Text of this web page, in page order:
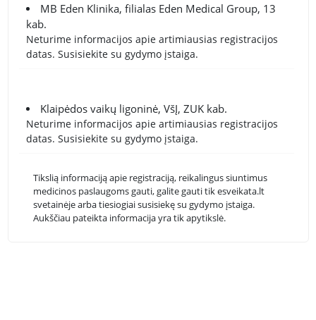
MB Eden Klinika, filialas Eden Medical Group, 13
kab.
Neturime informacijos apie artimiausias registracijos
datas. Susisiekite su gydymo įstaiga.
Klaipėdos vaikų ligoninė, VšĮ, ZUK kab.
Neturime informacijos apie artimiausias registracijos
datas. Susisiekite su gydymo įstaiga.
Tikslią informaciją apie registraciją, reikalingus siuntimus
medicinos paslaugoms gauti, galite gauti tik esveikata.lt
svetainėje arba tiesiogiai susisiekę su gydymo įstaiga.
Aukščiau pateikta informacija yra tik apytikslė.